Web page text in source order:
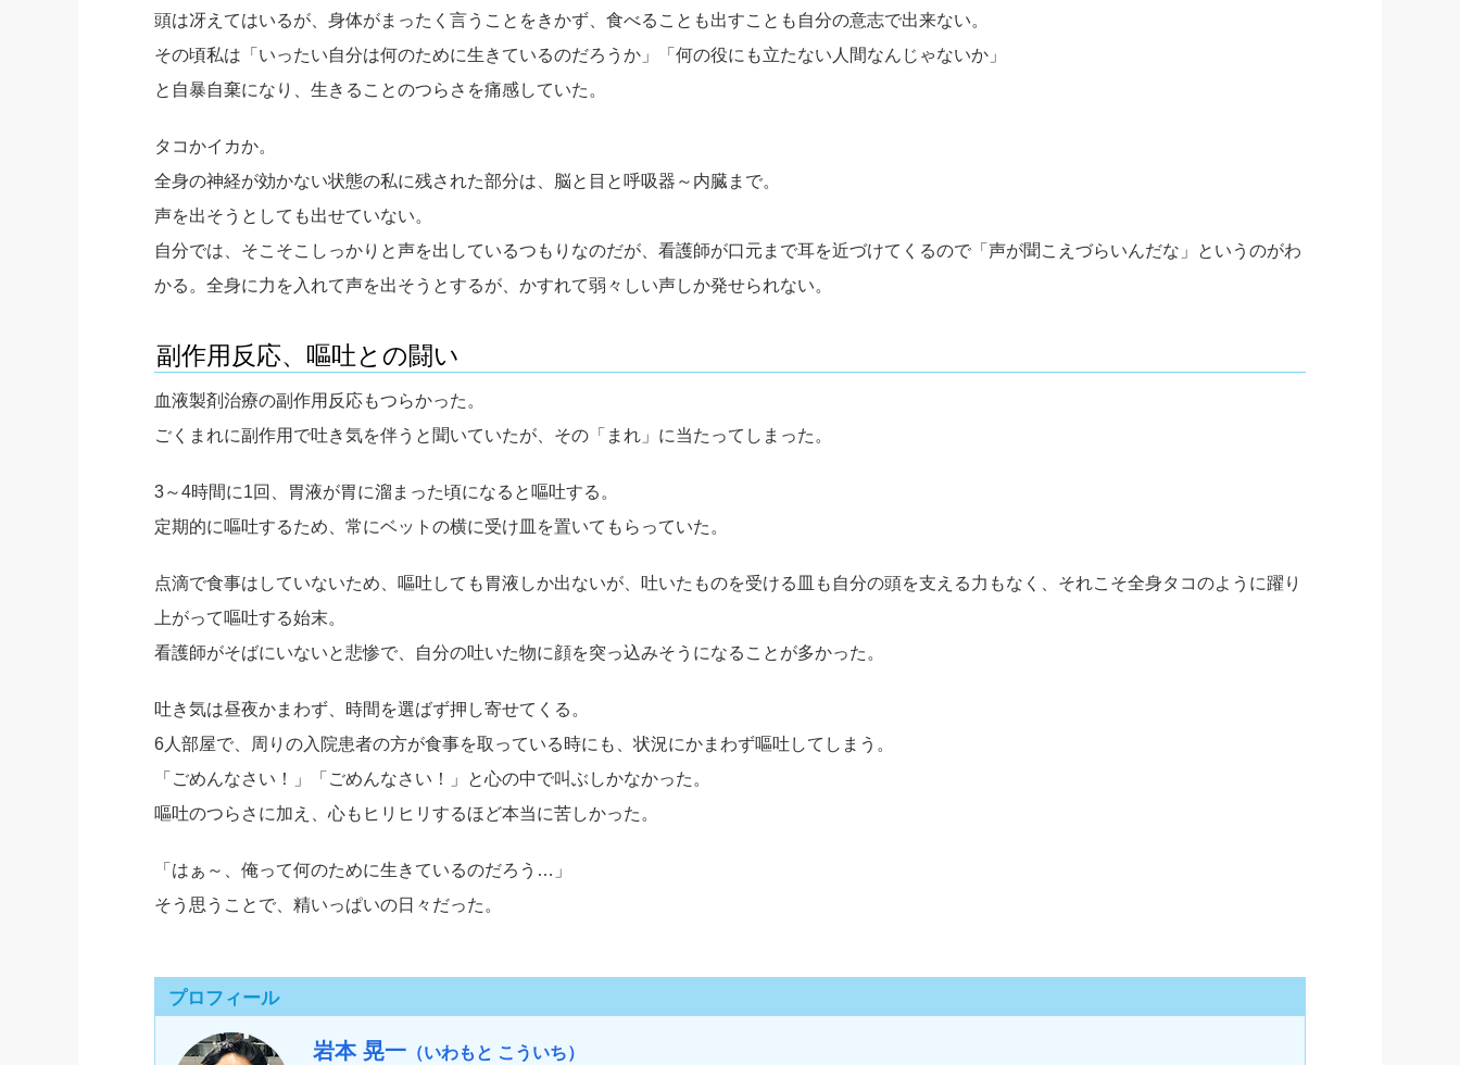
頭は冴えてはいるが、身体がまったく言うことをきかず、食べることも出すことも自分の意志で出来ない。
その頃私は「いったい自分は何のために生きているのだろうか」「何の役にも立たない人間なんじゃないか」
と自暴自棄になり、生きることのつらさを痛感していた。
タコかイカか。
全身の神経が効かない状態の私に残された部分は、脳と目と呼吸器～内臓まで。
声を出そうとしても出せていない。
自分では、そこそこしっかりと声を出しているつもりなのだが、看護師が口元まで耳を近づけてくるので「声が聞こえづらいんだな」というのがわ
かる。全身に力を入れて声を出そうとするが、かすれて弱々しい声しか発せられない。
副作用反応、嘔吐との闘い
血液製剤治療の副作用反応もつらかった。
ごくまれに副作用で吐き気を伴うと聞いていたが、その「まれ」に当たってしまった。
3～4時間に1回、胃液が胃に溜まった頃になると嘔吐する。
定期的に嘔吐するため、常にベットの横に受け皿を置いてもらっていた。
点滴で食事はしていないため、嘔吐しても胃液しか出ないが、吐いたものを受ける皿も自分の頭を支える力もなく、それこそ全身タコのように躍り
上がって嘔吐する始末。
看護師がそばにいないと悲惨で、自分の吐いた物に顔を突っ込みそうになることが多かった。
吐き気は昼夜かまわず、時間を選ばず押し寄せてくる。
6人部屋で、周りの入院患者の方が食事を取っている時にも、状況にかまわず嘔吐してしまう。
「ごめんなさい！」「ごめんなさい！」と心の中で叫ぶしかなかった。
嘔吐のつらさに加え、心もヒリヒリするほど本当に苦しかった。
「はぁ～、俺って何のために生きているのだろう…」
そう思うことで、精いっぱいの日々だった。
プロフィール
岩本 晃一 （いわもと こういち）